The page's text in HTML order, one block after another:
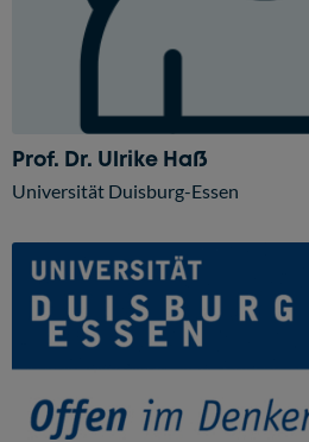
Prof. Dr. Ulrike Haß
Universität Duisburg-Essen